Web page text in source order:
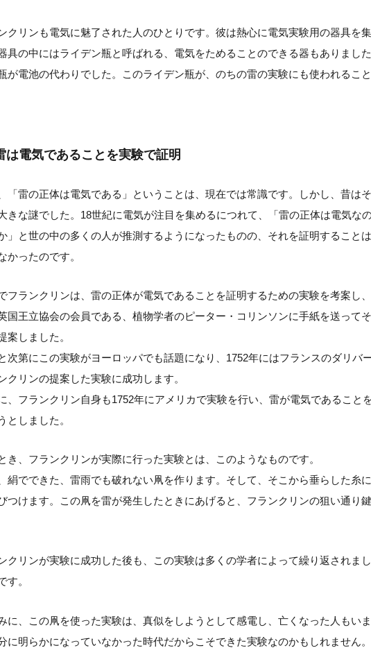
クリンも電気に魅了された人のひとりです。彼は熱心に電気実験用の器具を
具の中にはライデン瓶と呼ばれる、電気をためることのできる器もありまし
が電池の代わりでした。このライデン瓶が、のちの雷の実験にも使われること
は電気であることを実験で証明
「雷の正体は電気である」ということは、現在では常識です。しかし、昔は
きな謎でした。18世紀に電気が注目を集めるにつれて、「雷の正体は電気な
」と世の中の多くの人が推測するようになったものの、それを証明すること
かったのです。
フランクリンは、雷の正体が電気であることを証明するための実験を考案し
国王立協会の会員である、植物学者のピーター・コリンソンに手紙を送って
案しました。
次第にこの実験がヨーロッパでも話題になり、1752年にはフランスのダリバ
クリンの提案した実験に成功します。
、フランクリン自身も1752年にアメリカで実験を行い、雷が電気であること
としました。
き、フランクリンが実際に行った実験とは、このようなものです。
絹でできた、雷雨でも破れない凧を作ります。そして、そこから垂らした糸
つけます。この凧を雷が発生したときにあげると、フランクリンの狙い通り
クリンが実験に成功した後も、この実験は多くの学者によって繰り返されま
す。
に、この凧を使った実験は、真似をしようとして感電し、亡くなった人もい
に明らかになっていなかった時代だからこそできた実験なのかもしれません